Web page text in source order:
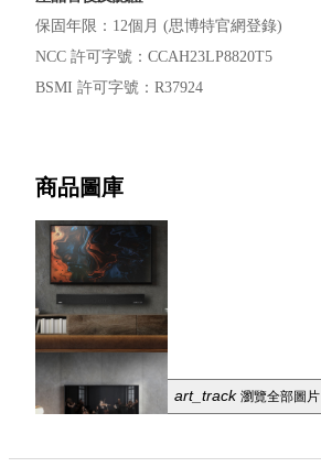
保固年限 ： 12個月 (思博特官網登錄)
NCC 許可字號 ： CCAH23LP8820T5
BSMI 許可字號 ： R37924
商品圖庫
art_track 瀏覽全部圖片